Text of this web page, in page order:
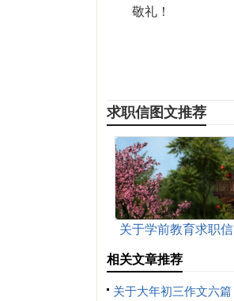
敬礼！
求职信图文推荐
关于学前教育求职信
相关文章推荐
关于大年初三作文六篇